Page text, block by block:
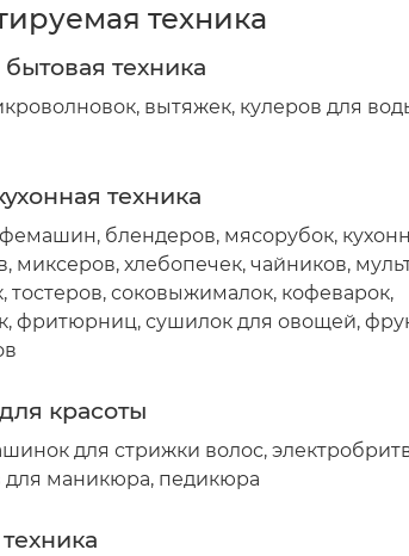
техника
техника
вытяжек, кулеров для
техника
блендеров, мясорубок,
миксеров, хлебопечек, чайников,
тостеров, соковыжималок, кофеварок,
фритюрниц, сушилок для овощей,
красоты
для стрижки волос,
для маникюра, педикюра